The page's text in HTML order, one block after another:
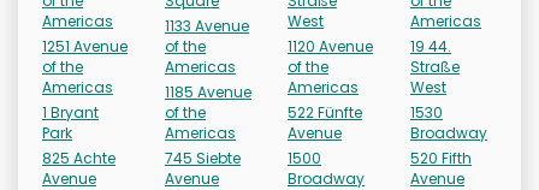
Americas
1251 Avenue
of the
Americas
1 Bryant
Park
825 Achte
Avenue
1133 Avenue
of the
Americas
1185 Avenue
of the
Americas
745 Siebte
Avenue
West
1120 Avenue
of the
Americas
522 Fünfte
Avenue
1500
Broadway
Americas
19 44.
Straße
West
1530
Broadway
520 Fifth
Avenue